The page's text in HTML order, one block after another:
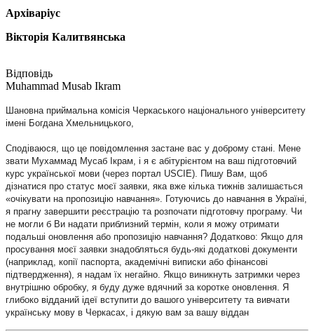
Архіваріус
Вікторія Калитвянська
Muhammad Musab Ikram
Шановна приймальна комісія Черкаського національного університету
імені Богдана Хмельницького,
Сподіваюся, що це повідомлення застане вас у доброму стані. Мене
звати Мухаммад Мусаб Ікрам, і я є абітурієнтом на ваш підготовчий
курс української мови (через портал USCIE). Пишу Вам, щоб
дізнатися про статус моєї заявки, яка вже кілька тижнів залишається
«очікувати на пропозицію навчання». Готуючись до навчання в Україні,
я прагну завершити реєстрацію та розпочати підготовчу програму. Чи
не могли б Ви надати приблизний термін, коли я можу отримати
подальші оновлення або пропозицію навчання? Додатково: Якщо для
просування моєї заявки знадобляться будь-які додаткові документи
(наприклад, копії паспорта, академічні виписки або фінансові
підтвердження), я надам їх негайно. Якщо виникнуть затримки через
внутрішню обробку, я буду дуже вдячний за коротке оновлення. Я
глибоко відданий ідеї вступити до вашого університету та вивчати
українську мову в Черкасах, і дякую вам за вашу віддан